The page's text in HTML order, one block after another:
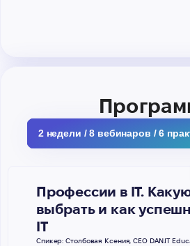
2 недели / 8 вебинаров / 6
Профессии в IТ.
выбрать и как
ІТ
Спикер: Столбовая Ксения, CEO DAN.IT